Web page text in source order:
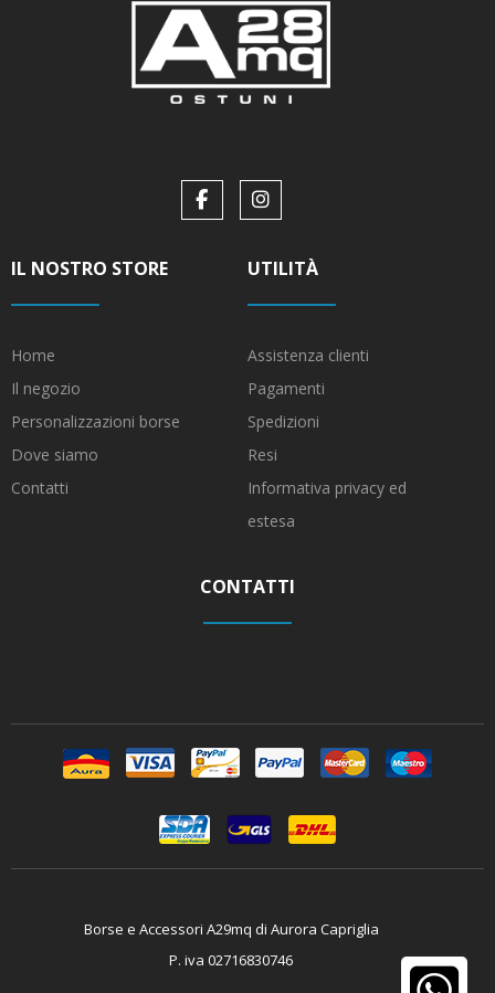
IL NOSTRO STORE
Home
Il negozio
Personalizzazioni borse
Dove siamo
Contatti
UTILITÀ
Assistenza clienti
Pagamenti
Spedizioni
Resi
Informativa privacy ed
estesa
CONTATTI
Borse e Accessori A29mq di Aurora Capriglia
P. iva 02716830746